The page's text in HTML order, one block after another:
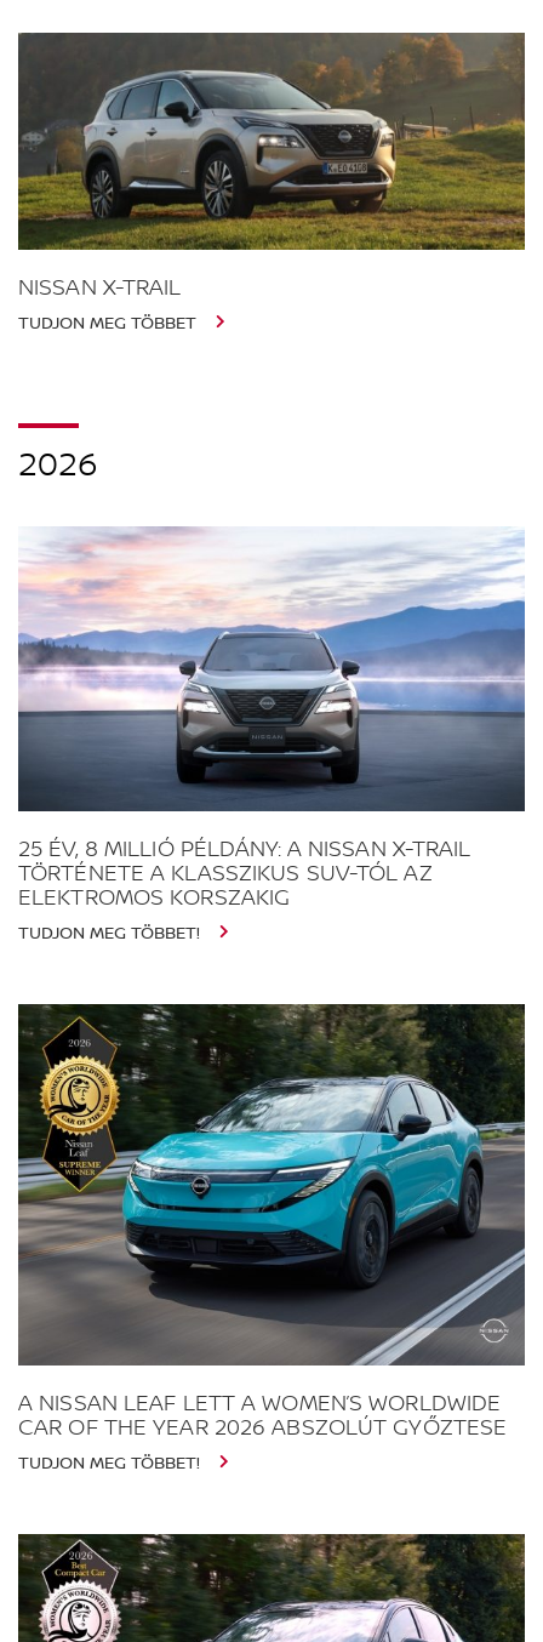
NISSAN X-TRAIL
TUDJON MEG TÖBBET
2026
25 ÉV, 8 MILLIÓ PÉLDÁNY: A NISSAN X-TRAIL
TÖRTÉNETE A KLASSZIKUS SUV-TÓL AZ
ELEKTROMOS KORSZAKIG
TUDJON MEG TÖBBET!
A NISSAN LEAF LETT A WOMEN’S WORLDWIDE
CAR OF THE YEAR 2026 ABSZOLÚT GYŐZTESE
TUDJON MEG TÖBBET!